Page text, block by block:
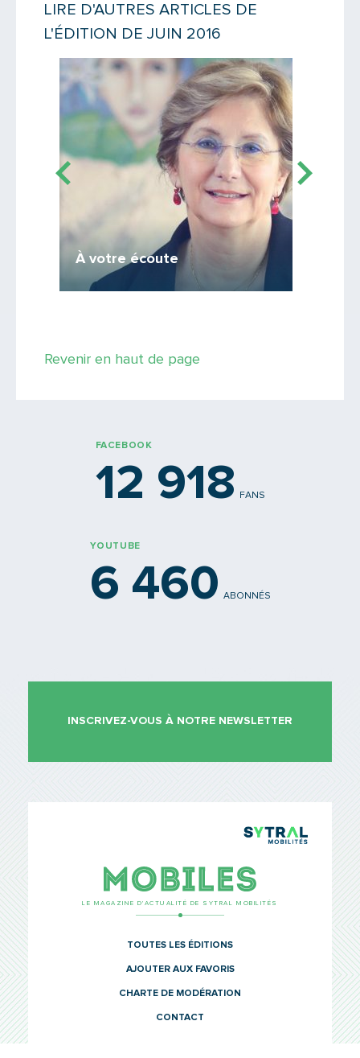
Message
LIRE D'AUTRES ARTICLES DE
L'ÉDITION DE JUIN 2016
Lire la suite
À votre écoute
Revenir en haut de page
FACEBOOK
12 918 FANS
YOUTUBE
6 460 ABONNÉS
INSCRIVEZ-VOUS À NOTRE NEWSLETTER
LE MAGAZINE D’ACTUALITÉ DE SYTRAL MOBILITÉS
TOUTES LES ÉDITIONS
AJOUTER AUX FAVORIS
CHARTE DE MODÉRATION
CONTACT